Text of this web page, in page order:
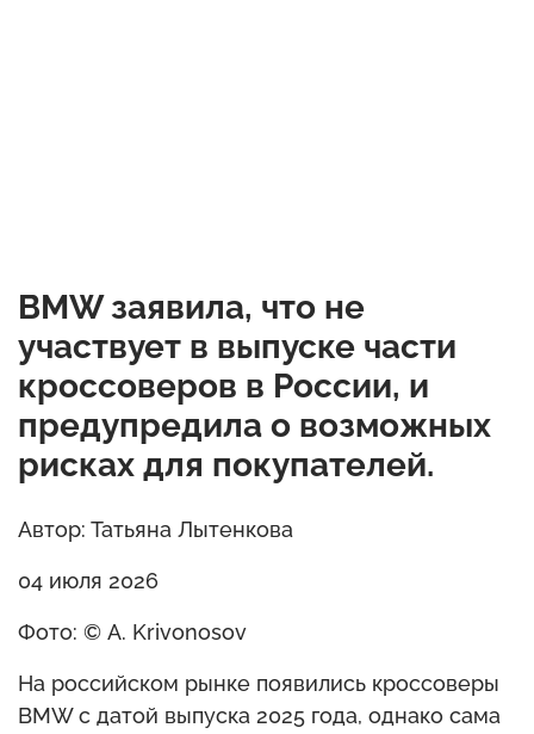
BMW заявила, что не
участвует в выпуске части
кроссоверов в России, и
предупредила о возможных
рисках для покупателей.
Автор: Татьяна Лытенкова
04 июля 2026
Фото: © A. Krivonosov
На российском рынке появились кроссоверы
BMW с датой выпуска 2025 года, однако сама